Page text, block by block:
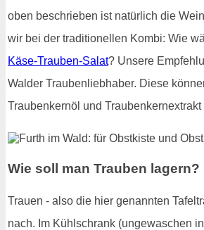
oben beschrieben ist natürlich die
wir bei der traditionellen Kombi: Wie
Käse-Trauben-Salat? Unsere
Walder Traubenliebhaber. Diese
Traubenkernöl und
Wie soll man Trauben lagern?
Trauen - also die hier genannten
nach. Im Kühlschrank (ungewaschen